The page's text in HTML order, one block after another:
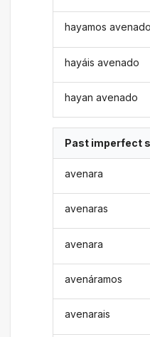
hayamos avenado
hayáis avenado
hayan avenado
Past imperfect
avenara
avenaras
avenara
avenáramos
avenarais